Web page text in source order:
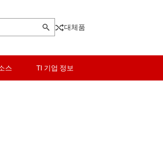
대체품
스 TI 기업 정보